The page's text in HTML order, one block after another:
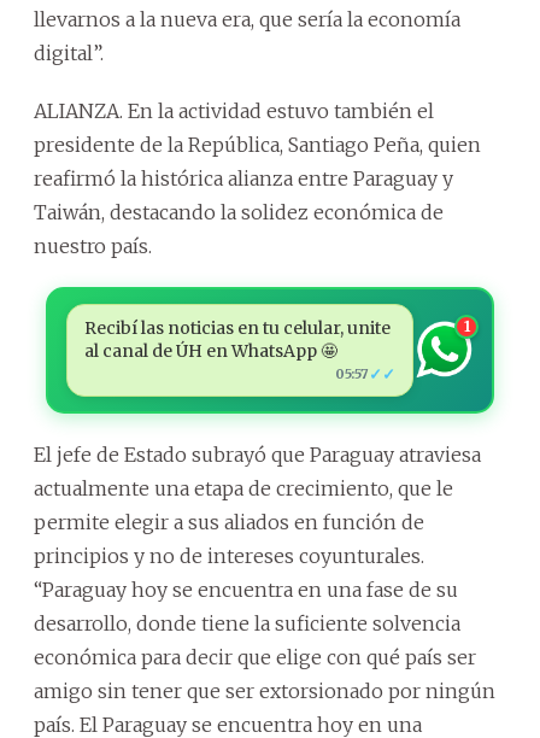
llevarnos a la nueva era, que sería la economía
digital”.
ALIANZA. En la actividad estuvo también el
presidente de la República, Santiago Peña, quien
reafirmó la histórica alianza entre Paraguay y
Taiwán, destacando la solidez económica de
nuestro país.
Recibí las noticias en tu celular, unite
al canal de ÚH en WhatsApp 🤩
05:57 ✓✓
1
El jefe de Estado subrayó que Paraguay atraviesa
actualmente una etapa de crecimiento, que le
permite elegir a sus aliados en función de
principios y no de intereses coyunturales.
“Paraguay hoy se encuentra en una fase de su
desarrollo, donde tiene la suficiente solvencia
económica para decir que elige con qué país ser
amigo sin tener que ser extorsionado por ningún
país. El Paraguay se encuentra hoy en una